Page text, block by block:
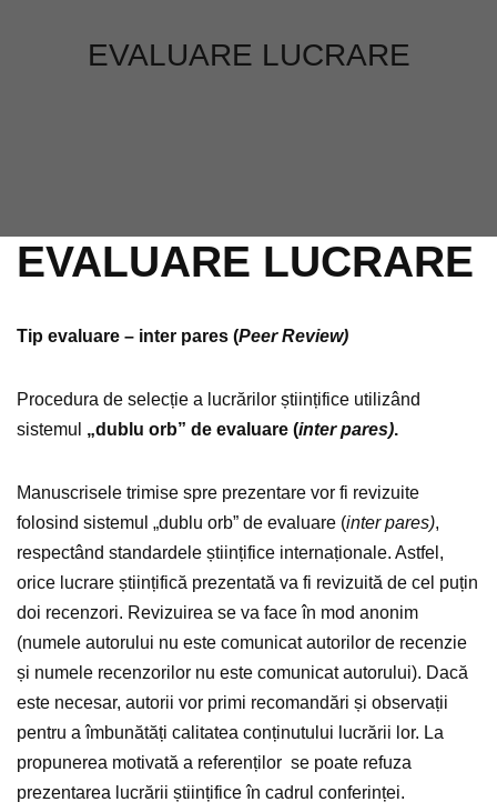
EVALUARE LUCRARE
EVALUARE LUCRARE
Tip evaluare – inter pares (Peer Review)
Procedura de selecție a lucrărilor științifice utilizând
sistemul „dublu orb” de evaluare (inter pares).
Manuscrisele trimise spre prezentare vor fi revizuite
folosind sistemul „dublu orb” de evaluare (inter pares),
respectând standardele științifice internaționale. Astfel,
orice lucrare științifică prezentată va fi revizuită de cel puțin
doi recenzori. Revizuirea se va face în mod anonim
(numele autorului nu este comunicat autorilor de recenzie
și numele recenzorilor nu este comunicat autorului). Dacă
este necesar, autorii vor primi recomandări și observații
pentru a îmbunătăți calitatea conținutului lucrării lor. La
propunerea motivată a referenților se poate refuza
prezentarea lucrării științifice în cadrul conferinței.